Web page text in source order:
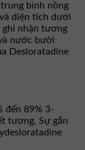
bình nồng
diện tích dưới
ghi nhận tương
nước bưởi
Desloratadine
đến 89% 3-
tương. Sự gắn